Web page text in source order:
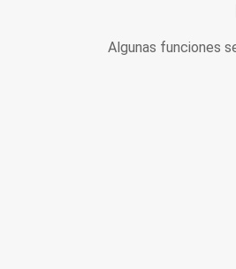
Algunas funciones